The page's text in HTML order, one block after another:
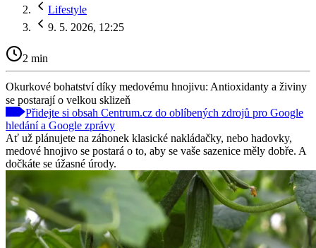
Lifestyle
9. 5. 2026, 12:25
2 min
Okurkové bohatství díky medovému hnojivu: Antioxidanty a živiny
se postarají o velkou sklizeň
Přidejte si obsah Centrum.cz do oblíbených zdrojů pro Google
hledání a Google zprávy
Ať už plánujete na záhonek klasické nakládačky, nebo hadovky,
medové hnojivo se postará o to, aby se vaše sazenice měly dobře. A
dočkáte se úžasné úrody.